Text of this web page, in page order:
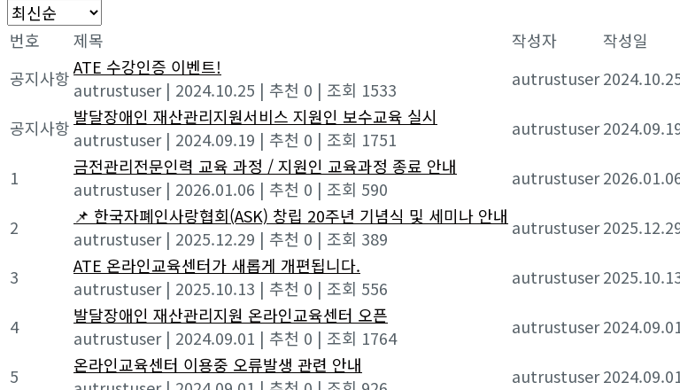
번호 제목 작성자 작성일
공지사항ATE 수강인증 이벤트!
autrustuser | 2024.10.25 | 추천 0 | 조회 1533 autrustuser
공지사항 발달장애인 재산관리지원서비스 지원인 보수교육 실시
autrustuser | 2024.09.19 | 추천 0 | 조회 1751 autrustuser
1
금전관리전문인력 교육 과정 / 지원인 교육과정 종료 안내
autrustuser | 2026.01.06 | 추천 0 | 조회 590 autrustuser
2
📌 한국자폐인사랑협회(ASK) 창립 20주년 기념식 및 세미나 안내
autrustuser | 2025.12.29 | 추천 0 | 조회 389 autrustuser
3
ATE 온라인교육센터가 새롭게 개편됩니다.
autrustuser | 2025.10.13 | 추천 0 | 조회 556 autrustuser
4
발달장애인 재산관리지원 온라인교육센터 오픈
autrustuser | 2024.09.01 | 추천 0 | 조회 1764 autrustuser
5
온라인교육센터 이용중 오류발생 관련 안내
autrustuser